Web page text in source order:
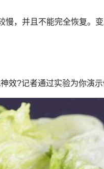
，并且不能完全恢复。
效?记者通过实验为你演